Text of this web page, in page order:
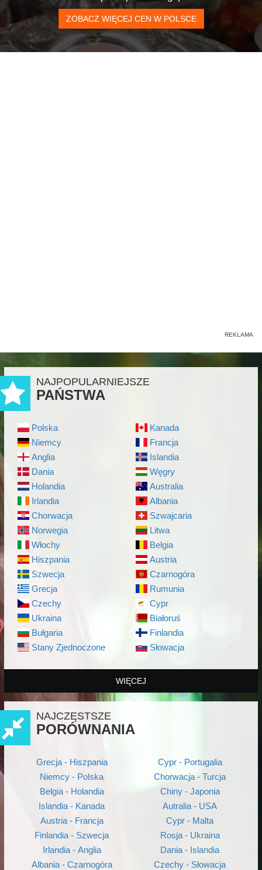
ZOBACZ WIĘCEJ CEN W POLSCE
NAJPOPULARNIEJSZE
PAŃSTWA
Polska
Niemcy
Anglia
Dania
Holandia
Irlandia
Chorwacja
Norwegia
Włochy
Hiszpania
Szwecja
Grecja
Czechy
Ukraina
Bułgaria
Stany Zjednoczone
Kanada
Francja
Islandia
Węgry
Australia
Albania
Szwajcaria
Litwa
Belgia
Austria
Czarnogóra
Rumunia
Cypr
Białoruś
Finlandia
Słowacja
WIĘCEJ
NAJCZĘSTSZE
PORÓWNANIA
Grecja - Hiszpania
Niemcy - Polska
Belgia - Holandia
Islandia - Kanada
Austria - Francja
Finlandia - Szwecja
Irlandia - Anglia
Albania - Czarnogóra
Cypr - Portugalia
Chorwacja - Turcja
Chiny - Japonia
Autralia - USA
Cypr - Malta
Rosja - Ukraina
Dania - Islandia
Czechy - Słowacja